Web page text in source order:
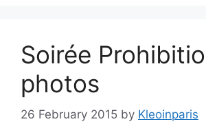
Soirée
photos
26 February 2015 by Kleoinparis